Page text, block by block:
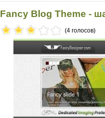
Fancy Blog Theme -
(4 голосов)